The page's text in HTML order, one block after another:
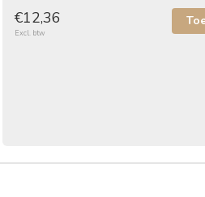
€12,36
Excl. btw